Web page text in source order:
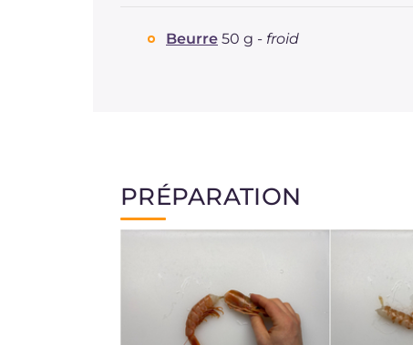
Beurre 50 g - froid
PRÉPARATION